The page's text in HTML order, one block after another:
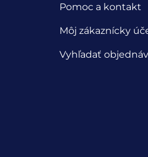
Pomoc a kontakt
Môj zákaznícky
Vyhľadať